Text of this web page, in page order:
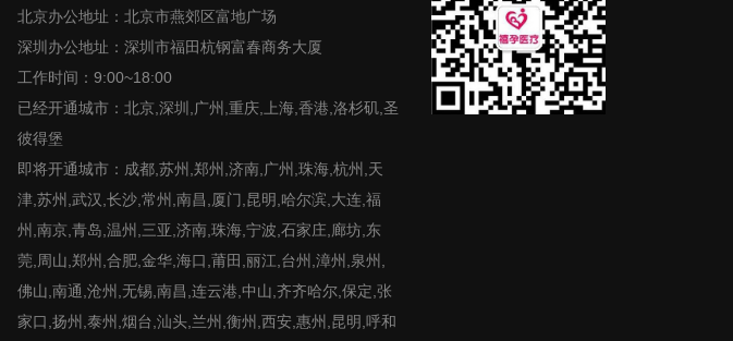
北京办公地址：北京市燕郊区富地广场
深圳办公地址：深圳市福田杭钢富春商务大厦
工作时间：9:00~18:00
已经开通城市：北京,深圳,广州,重庆,上海,香港,洛杉矶,圣
彼得堡
即将开通城市：成都,苏州,郑州,济南,广州,珠海,杭州,天
津,苏州,武汉,长沙,常州,南昌,厦门,昆明,哈尔滨,大连,福
州,南京,青岛,温州,三亚,济南,珠海,宁波,石家庄,廊坊,东
莞,周山,郑州,合肥,金华,海口,莆田,丽江,台州,漳州,泉州,
佛山,南通,沧州,无锡,南昌,连云港,中山,齐齐哈尔,保定,张
家口,扬州,泰州,烟台,汕头,兰州,衡州,西安,惠州,昆明,呼和